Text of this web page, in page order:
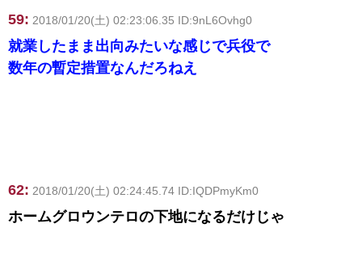
59: 2018/01/20(土) 02:23:06.35 ID:9nL6Ovhg0
就業したまま出向みたいな感じで兵役で
数年の暫定措置なんだろねえ
62: 2018/01/20(土) 02:24:45.74 ID:IQDPmyKm0
ホームグロウンテロの下地になるだけじゃ